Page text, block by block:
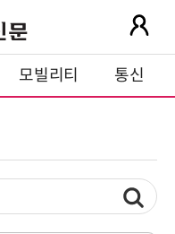
모빌리티 통신